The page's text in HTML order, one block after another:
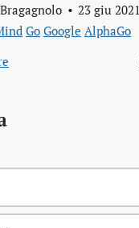
23 giu 2021
Go Google AlphaGo